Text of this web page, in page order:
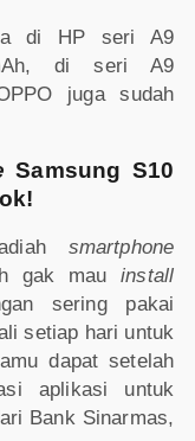
di HP seri A9
di seri A9
juga sudah
Samsung S10
smartphone
gak mauinstall
sering pakai
setiap hari untuk
dapat setelah
aplikasi untuk
Bank Sinarmas,